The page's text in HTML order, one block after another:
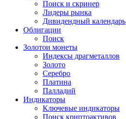
Поиск и скринер
Лидеры рынка
Дивидендный календарь
Облигации
Поиск
Золотои монеты
Индексы драгметаллов
Золото
Серебро
Платина
Палладий
Индикаторы
Ключевые индикаторы
Поиск криптоактивов